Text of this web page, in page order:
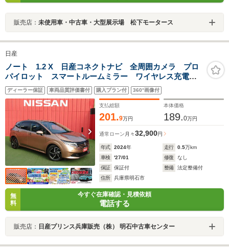
販売店： 未使用車・中古車・大型展示場 松下モータース
日産
ノート 1.2 X 日産コネクトナビ 全周囲カメラ プロ
パイロット スマートルームミラー ワイヤレス充電
SOSコール 純正ドライブレコーダー LEDヘッドライ
ト 純正16インチアルミホイール HDMI
ディーラー保証 車両品質評価書付 購入プラン付 360°画像付
支払総額
201.9万円
本体価格
189.0万円
通常ローン 月々32,900円
年式 2024年 走行 0.5万km
車検
'27/01 修復
なし
保証
保証付 整備
法定整備付
住所
兵庫県明石市
無
料
今すぐ在庫確認・見積依頼
電話する
販売店： 日産プリンス兵庫販売（株） 明石中古車センター